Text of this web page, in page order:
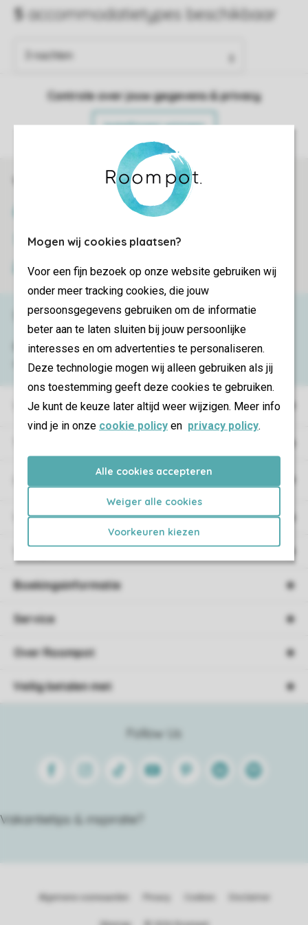
Mogen wij cookies plaatsen?
Voor een fijn bezoek op onze website gebruiken wij
onder meer tracking cookies, die jouw
persoonsgegevens gebruiken om de informatie
beter aan te laten sluiten bij jouw persoonlijke
interesses en om advertenties te personaliseren.
Deze technologie mogen wij alleen gebruiken als jij
ons toestemming geeft deze cookies te gebruiken.
Je kunt de keuze later altijd weer wijzigen. Meer info
vind je in onze cookie policy en privacy policy.
Alle cookies accepteren
Weiger alle cookies
Voorkeuren kiezen
Controle over jouw gegevens & privacy
Instellingen wijzigen
Veilig en snel online boeken
Veilige gegevensoverdracht
Veilige betaling
Vakantieparken
Campings
Vakantieverblijf
Verblijf
Service & contact
Bekijk deveelgestelde vragenof neem
contact op met het Contact Center .
Follow Us
FacebookInstagram
Tiktok Youtube PinterestLinkedinSpotify
Vakantietips & inspiratie?
Boekingsinformatie
Service
Over Roompot
Veilig betalen met